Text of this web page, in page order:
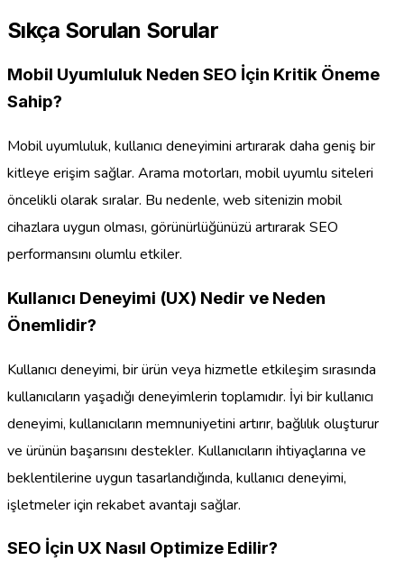
Sıkça Sorulan Sorular
Mobil Uyumluluk Neden SEO İçin Kritik Öneme
Sahip?
Mobil uyumluluk, kullanıcı deneyimini artırarak daha geniş bir
kitleye erişim sağlar. Arama motorları, mobil uyumlu siteleri
öncelikli olarak sıralar. Bu nedenle, web sitenizin mobil
cihazlara uygun olması, görünürlüğünüzü artırarak SEO
performansını olumlu etkiler.
Kullanıcı Deneyimi (UX) Nedir ve Neden
Önemlidir?
Kullanıcı deneyimi, bir ürün veya hizmetle etkileşim sırasında
kullanıcıların yaşadığı deneyimlerin toplamıdır. İyi bir kullanıcı
deneyimi, kullanıcıların memnuniyetini artırır, bağlılık oluşturur
ve ürünün başarısını destekler. Kullanıcıların ihtiyaçlarına ve
beklentilerine uygun tasarlandığında, kullanıcı deneyimi,
işletmeler için rekabet avantajı sağlar.
SEO İçin UX Nasıl Optimize Edilir?